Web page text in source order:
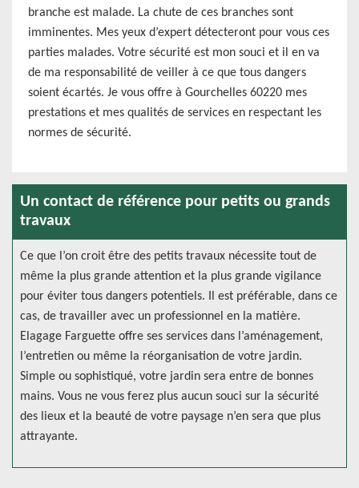
branche est malade. La chute de ces branches sont
imminentes. Mes yeux d’expert détecteront pour vous ces
parties malades. Votre sécurité est mon souci et il en va
de ma responsabilité de veiller à ce que tous dangers
soient écartés. Je vous offre à Gourchelles 60220 mes
prestations et mes qualités de services en respectant les
normes de sécurité.
Un contact de référence pour petits ou grands
travaux
Ce que l’on croit être des petits travaux nécessite tout de
même la plus grande attention et la plus grande vigilance
pour éviter tous dangers potentiels. Il est préférable, dans ce
cas, de travailler avec un professionnel en la matière.
Elagage Farguette offre ses services dans l’aménagement,
l’entretien ou même la réorganisation de votre jardin.
Simple ou sophistiqué, votre jardin sera entre de bonnes
mains. Vous ne vous ferez plus aucun souci sur la sécurité
des lieux et la beauté de votre paysage n’en sera que plus
attrayante.